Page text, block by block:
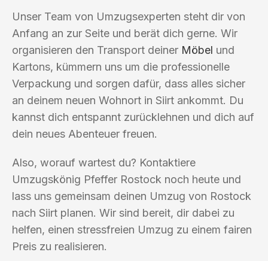
Unser Team von Umzugsexperten steht dir von
Anfang an zur Seite und berät dich gerne. Wir
organisieren den Transport deiner Möbel und
Kartons, kümmern uns um die professionelle
Verpackung und sorgen dafür, dass alles sicher
an deinem neuen Wohnort in Siirt ankommt. Du
kannst dich entspannt zurücklehnen und dich auf
dein neues Abenteuer freuen.
Also, worauf wartest du? Kontaktiere
Umzugskönig Pfeffer Rostock noch heute und
lass uns gemeinsam deinen Umzug von Rostock
nach Siirt planen. Wir sind bereit, dir dabei zu
helfen, einen stressfreien Umzug zu einem fairen
Preis zu realisieren.